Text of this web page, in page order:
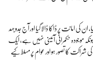
کی امانت پر ڈاکا ڈالا گیا اور آج جدوجہد
موجودہ حکمرانی آئینی نہیں ہے، ایک
کا تصور ہو اور عوام پر مسلط کیے